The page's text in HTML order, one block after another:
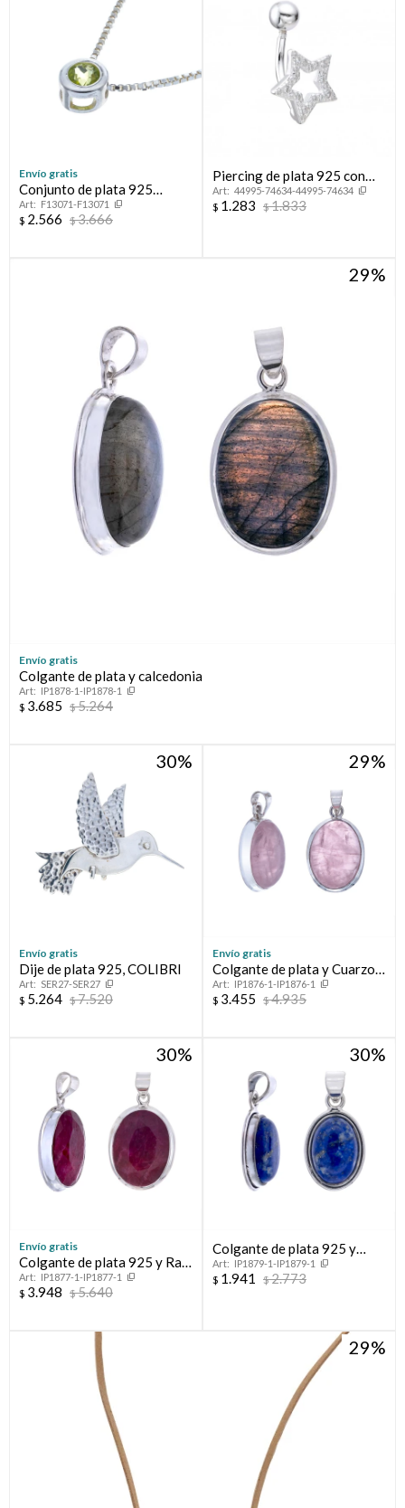
Envío gratis
Conjunto de plata 925
cadena y punto de luz
PERIDOTO
F13071-F13071
$ 2.566 $3.666
Piercing de plata 925 con
circonias, ESTRELLA.
44995-74634-44995-74634
$ 1.283 $1.833
29
Envío gratis
Colgante de plata y calcedonia
IP1878-1-IP1878-1
$ 3.685 $5.264
30
Envío gratis
Dije de plata 925, COLIBRI
SER27-SER27
$ 5.264 $7.520
29
Envío gratis
Colgante de plata y Cuarzo
RosaIP1876-1-IP1876-1
$ 3.455 $4.935
30
Envío gratis
Colgante de plata 925 y Raíz
de RubíIP1877-1-IP1877-1
$ 3.948 $5.640
30
Colgante de plata 925 y
Lapiz Lazuli
IP1879-1-IP1879-1
$ 1.941 $2.773
29